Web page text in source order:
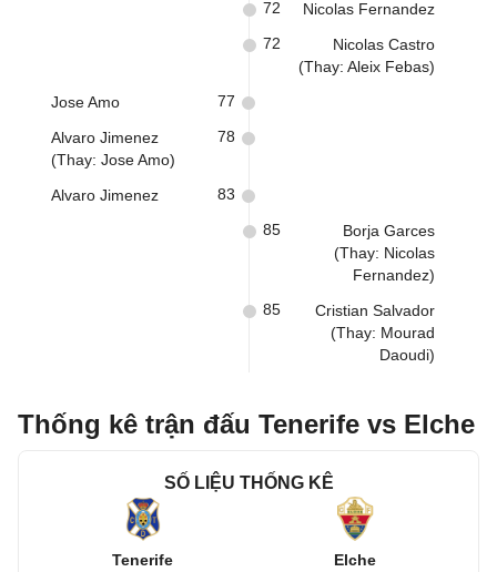
Nicolas Fernandez
72
Nicolas Castro
(Thay: Aleix Febas)
72
Jose Amo 77
Alvaro Jimenez
(Thay: Jose Amo)
78
Alvaro Jimenez 83
Borja Garces
(Thay: Nicolas
Fernandez)
85
Cristian Salvador
(Thay: Mourad
Daoudi)
85
Thống kê trận đấu Tenerife vs Elche
SỐ LIỆU THỐNG KÊ
Tenerife Elche